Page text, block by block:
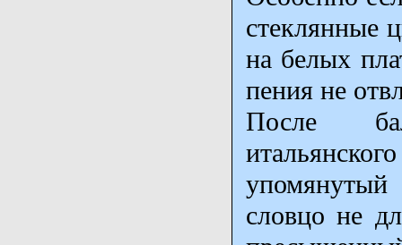
стеклянные
на белых
пения не
После
словцо не